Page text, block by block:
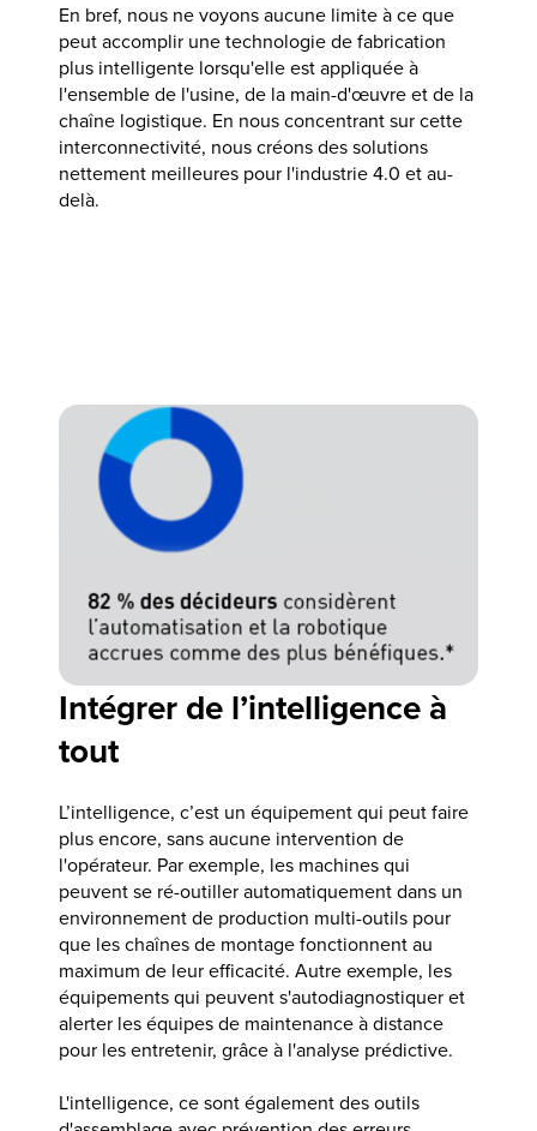
En bref, nous ne voyons aucune limite à ce que
peut accomplir une technologie de fabrication
plus intelligente lorsqu'elle est appliquée à
l'ensemble de l'usine, de la main-d'œuvre et de la
chaîne logistique. En nous concentrant sur cette
interconnectivité, nous créons des solutions
nettement meilleures pour l'industrie 4.0 et au-
delà.
Intégrer de l’intelligence à
tout
L’intelligence, c’est un équipement qui peut faire
plus encore, sans aucune intervention de
l'opérateur. Par exemple, les machines qui
peuvent se ré-outiller automatiquement dans un
environnement de production multi-outils pour
que les chaînes de montage fonctionnent au
maximum de leur efficacité. Autre exemple, les
équipements qui peuvent s'autodiagnostiquer et
alerter les équipes de maintenance à distance
pour les entretenir, grâce à l'analyse prédictive.
L'intelligence, ce sont également des outils